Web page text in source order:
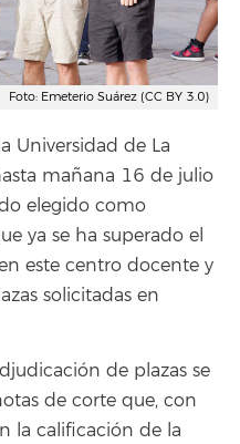
Foto: Emeterio Suárez (CC BY 3.0)
Universidad de La
mañana 16 de julio
elegido como
ya se ha superado el
este centro docente y
solicitadas en
de plazas se
de corte que, con
la calificación de la